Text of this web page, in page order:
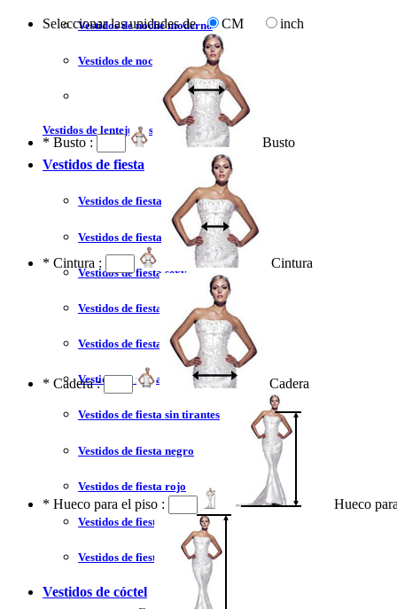
Vestidos de noche moderno
Vestidos de noche sin tirantes
Vestidos de lentejuelas
Vestidos de fiesta
Vestidos de fiesta liquidación y venta
Vestidos de fiesta 2023
Vestidos de fiesta sexy
Vestidos de fiesta largo
Vestidos de fiesta corto
Vestidos de fiesta corte princesa
Vestidos de fiesta sin tirantes
Vestidos de fiesta negro
Vestidos de fiesta rojo
Vestidos de fiesta amarillo
Vestidos de fiesta azul
Vestidos de cóctel
Seleccionar las unidades de CM inch
* Busto : Busto
* Cintura : Cintura
* Cadera : Cadera
* Hueco para el piso : Hueco